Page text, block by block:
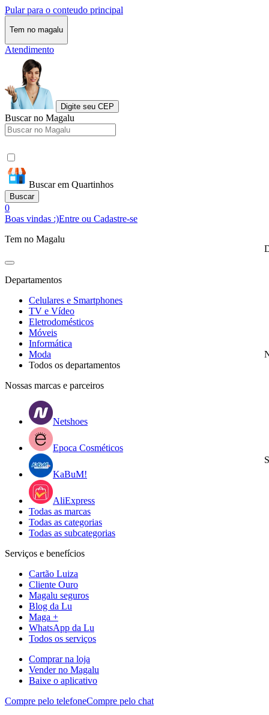
Pular para o conteudo principal
Tem no magalu
Atendimento
Digite seu CEP
Buscar no Magalu
Buscar em Quartinhos
Buscar
0
Boas vindas :)Entre ou Cadastre-se
Tem no Magalu
Departamentos
Celulares e Smartphones
TV e Vídeo
Eletrodomésticos
Móveis
Informática
Moda
Todos os departamentos
Nossas marcas e parceiros
Netshoes
Epoca Cosméticos
KaBuM!
AliExpress
Todas as marcas
Todas as categorias
Todas as subcategorias
Serviços e benefícios
Cartão Luiza
Cliente Ouro
Magalu seguros
Blog da Lu
Maga +
WhatsApp da Lu
Todos os serviços
Comprar na loja
Vender no Magalu
Baixe o aplicativo
Compre pelo telefoneCompre pelo chat